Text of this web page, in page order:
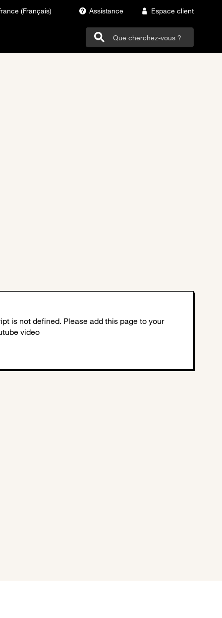
(Français) Assistance Espace client